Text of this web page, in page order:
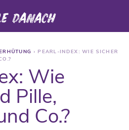
› PEARL-INDEX: WIE SICHER
Wie
Pille,
Co.?